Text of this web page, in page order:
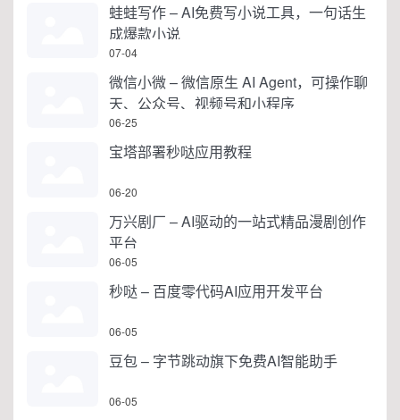
蛙蛙写作 – AI免费写小说工具，一句话生
成爆款小说
07-04
微信小微 – 微信原生 AI Agent，可操作聊
天、公众号、视频号和小程序
06-25
宝塔部署秒哒应用教程
06-20
万兴剧厂 – AI驱动的一站式精品漫剧创作
平台
06-05
秒哒 – 百度零代码AI应用开发平台
06-05
豆包 – 字节跳动旗下免费AI智能助手
06-05